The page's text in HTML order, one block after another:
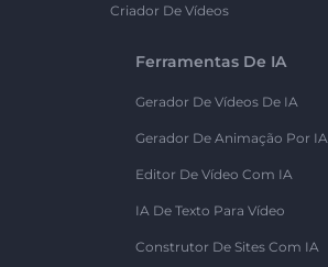
Criador De Vídeos
Ferramentas De IA
Gerador De Vídeos De IA
Gerador De Animação Por IA
Editor De Vídeo Com IA
IA De Texto Para Vídeo
Construtor De Sites Com IA